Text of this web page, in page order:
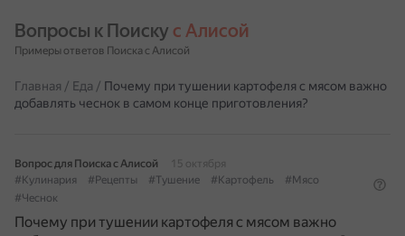
Вопросы к Поиску с Алисой
Примеры ответов Поиска с Алисой
Главная / Еда / Почему при тушении картофеля с мясом важно
добавлять чеснок в самом конце приготовления?
Вопрос для Поиска с Алисой
15 октября
#Кулинария
#Рецепты #Тушение #Картофель
#Мясо
#Чеснок
Почему при тушении картофеля с мясом важно